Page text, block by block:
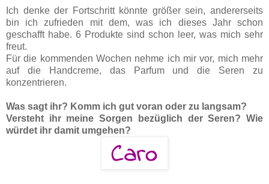
Ich denke der Fortschritt könnte größer sein, andererseits
bin ich zufrieden mit dem, was ich dieses Jahr schon
geschafft habe. 6 Produkte sind schon leer, was mich sehr
freut.
Für die kommenden Wochen nehme ich mir vor, mich mehr
auf die Handcreme, das Parfum und die Seren zu
konzentrieren.
Was sagt ihr? Komm ich gut voran oder zu langsam?
Versteht ihr meine Sorgen bezüglich der Seren? Wie
würdet ihr damit umgehen?